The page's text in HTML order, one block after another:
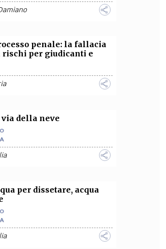
penale: la fallacia
rischi per giudicanti e
via della neve
per dissetare, acqua